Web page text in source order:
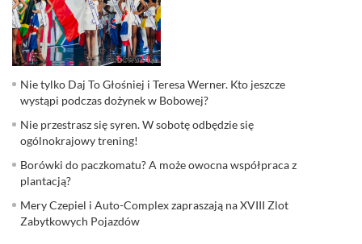
Nie tylko Daj To Głośniej i Teresa Werner. Kto jeszcze
wystąpi podczas dożynek w Bobowej?
Nie przestrasz się syren. W sobotę odbędzie się
ogólnokrajowy trening!
Borówki do paczkomatu? A może owocna współpraca z
plantacją?
Mery Czepiel i Auto-Complex zapraszają na XVIII Zlot
Zabytkowych Pojazdów